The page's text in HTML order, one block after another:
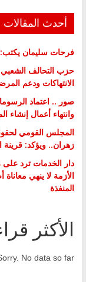
أحدث المقالات
فرحات سليمان
حزب التحالف
الانتهاكات ودعم
صور .. اعتماد
وانتهاء أعمال إنشاء
المجلس القومي
زهران.. ويؤكد: قرينة
دار الخدمات ترد على
الأزمة لا ينهي
المنفذة
الأكثر
No data so far.